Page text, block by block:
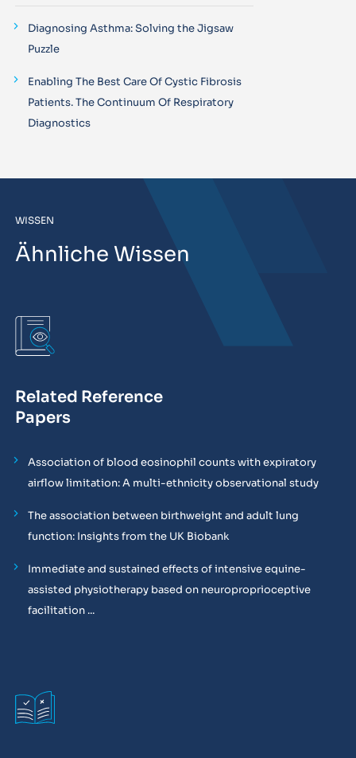
Diagnosing Asthma: Solving the Jigsaw
Puzzle
Enabling The Best Care Of Cystic Fibrosis
Patients. The Continuum Of Respiratory
Diagnostics
WISSEN
Ähnliche Wissen
Related Reference
Papers
Association of blood eosinophil counts with expiratory
airflow limitation: A multi-ethnicity observational study
The association between birthweight and adult lung
function: Insights from the UK Biobank
Immediate and sustained effects of intensive equine-
assisted physiotherapy based on neuroproprioceptive
facilitation ...